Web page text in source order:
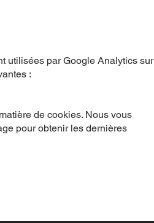
utilisées par Google Analytics sur
:
de cookies. Nous vous
pour obtenir les dernières